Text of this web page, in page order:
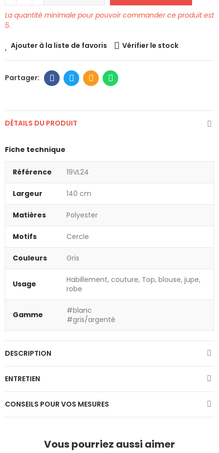
La quantité minimale pour pouvoir commander ce produit est
5.
Ajouter à la liste de favoris Vérifier le stock
DÉTAILS DU PRODUIT
Fiche technique
Référence 19VL24
Largeur 140 cm
Matières Polyester
Motifs Cercle
Couleurs Gris
Usage
Habillement, couture, Top, blouse, jupe,
robe
Gamme
#blanc
#gris/argenté
DESCRIPTION
ENTRETIEN
CONSEILS POUR VOS MESURES
Vous pourriez aussi aimer